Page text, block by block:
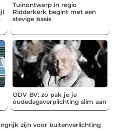
Tuinontwerp in regio
Ridderkerk begint met een
stevige basis
ODV BV: zo pak je je
oudedagsverplichting slim aan
zijn voor buitenverlichting